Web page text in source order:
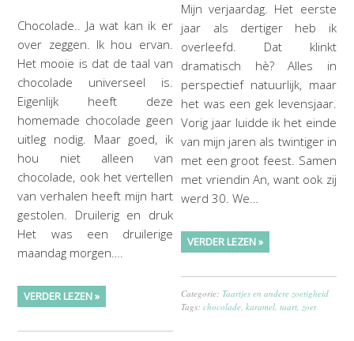
Chocolade.. Ja wat kan ik er
over zeggen. Ik hou ervan.
Het mooie is dat de taal van
chocolade universeel is.
Eigenlijk heeft deze
homemade chocolade geen
uitleg nodig. Maar goed, ik
hou niet alleen van
chocolade, ook het vertellen
van verhalen heeft mijn hart
gestolen. Druilerig en druk
Het was een druilerige
maandag morgen….
VERDER LEZEN »
Mijn verjaardag. Het eerste
jaar als dertiger heb ik
overleefd. Dat klinkt
dramatisch hè? Alles in
perspectief natuurlijk, maar
het was een gek levensjaar.
Vorig jaar luidde ik het einde
van mijn jaren als twintiger in
met een groot feest. Samen
met vriendin An, want ook zij
werd 30. We…
VERDER LEZEN »
Categorie:Taartjes en andere zoetigheid
Tags:chocolade,karamel,taart,zoet